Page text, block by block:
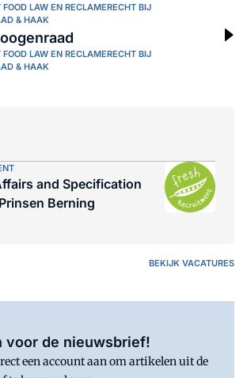
LAW EN RECLAMERECHT BIJ
& HAAK
LAW EN RECLAMERECHT BIJ
& HAAK
and Specification
Berning
BEKIJK VACATURES
voor de nieuwsbrief!
een account aan om artikelen uit de